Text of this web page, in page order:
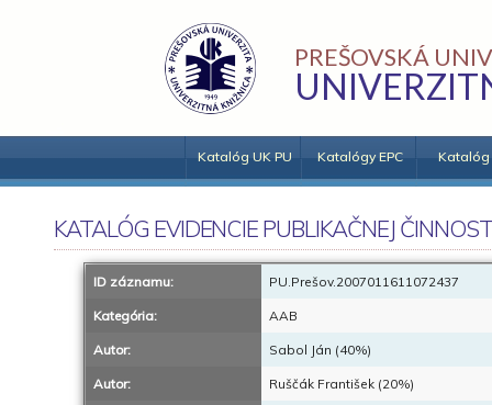
PREŠOVSKÁ
Katalóg UK PU Katalógy EPC Katalóg
KATALÓG EVIDENCIE PUBLIKAČNEJ
ID záznamu: PU.Prešov.2007011611072437
Kategória: AAB
Autor: Sabol Ján (40%)
Autor: Ruščák František (20%)